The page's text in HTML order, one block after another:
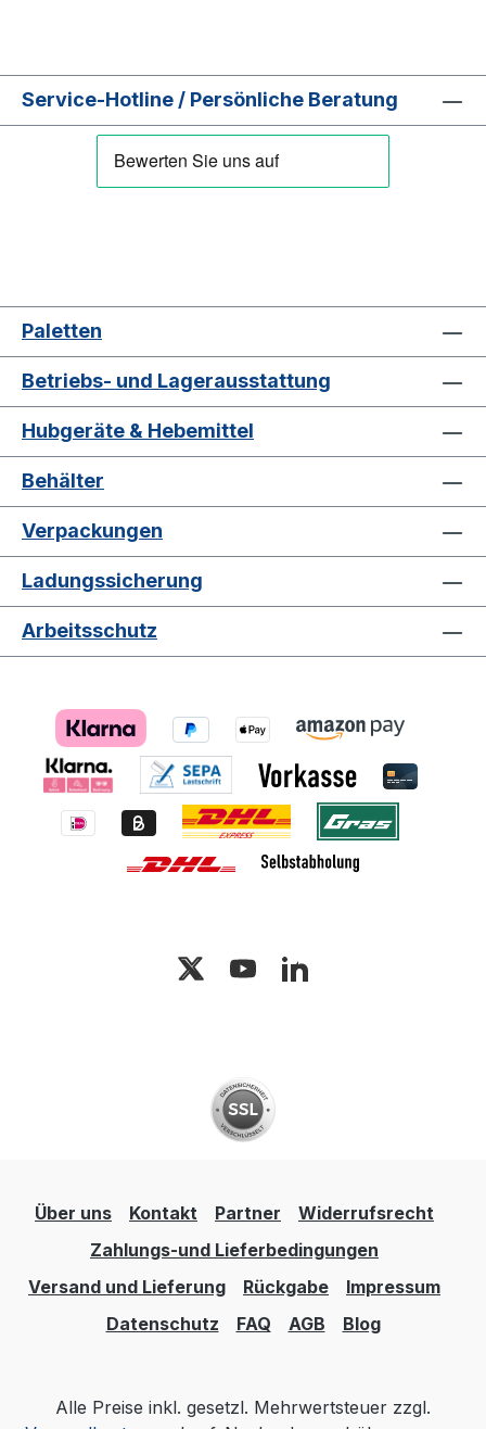
Service-Hotline / Persönliche Beratung
Paletten
Betriebs- und Lagerausstattung
Hubgeräte & Hebemittel
Behälter
Verpackungen
Ladungssicherung
Arbeitsschutz
Über uns Kontakt Partner
Widerrufsrecht
Zahlungs-und Lieferbedingungen
Versand und Lieferung
Rückgabe
Impressum
Datenschutz
FAQ AGB Blog
Alle Preise inkl. gesetzl. Mehrwertsteuer zzgl.